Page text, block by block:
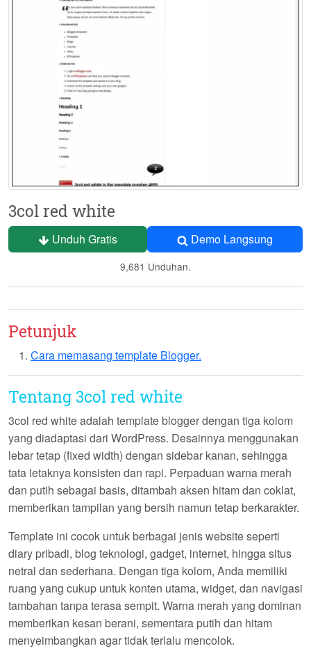
3col red white
Unduh Gratis Demo Langsung
9,681 Unduhan.
Petunjuk
Cara memasang template Blogger.
Tentang 3col red white
3col red whiteadalah template blogger dengan tiga kolom
yang diadaptasi dari WordPress. Desainnya menggunakan
lebar tetap (fixed width) dengan sidebar kanan, sehingga
tata letaknya konsisten dan rapi. Perpaduan warna merah
dan putih sebagai basis, ditambah aksen hitam dan coklat,
memberikan tampilan yang bersih namun tetap berkarakter.
Template ini cocok untuk berbagai jenis website seperti
diary pribadi, blog teknologi, gadget, internet, hingga situs
netral dan sederhana. Dengan tiga kolom, Anda memiliki
ruang yang cukup untuk konten utama, widget, dan navigasi
tambahan tanpa terasa sempit. Warna merah yang dominan
memberikan kesan berani, sementara putih dan hitam
menyeimbangkan agar tidak terlalu mencolok.